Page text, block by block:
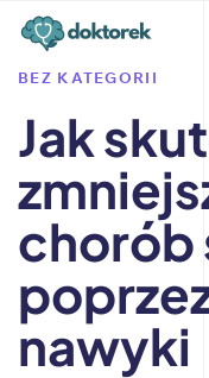
PUBLISHED
BEZ KATEGORII
Jak
chorób
nawyki
Author
Published